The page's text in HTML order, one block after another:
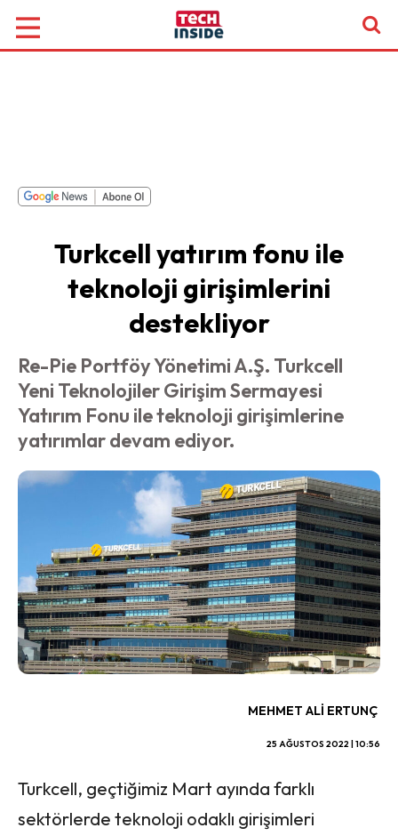
Turkcell yatırım fonu ile
teknoloji girişimlerini
destekliyor
Re-Pie Portföy Yönetimi A.Ş. Turkcell
Yeni Teknolojiler Girişim Sermayesi
Yatırım Fonu ile teknoloji girişimlerine
yatırımlar devam ediyor.
MEHMET ALI ERTUNÇ
25 AĞUSTOS 2022 | 10:56
Turkcell, geçtiğimiz Mart ayında farklı
sektörlerde teknoloji odaklı girişimleri